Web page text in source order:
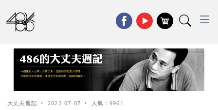
大丈夫週記 • 2022-07-07 • 人氣 : 9961